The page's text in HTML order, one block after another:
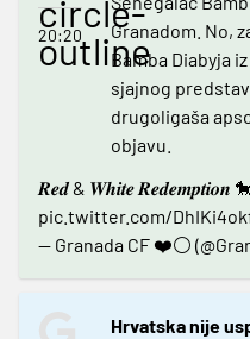
circle-
outline
20:20
Granadom. No,
Bamba Diabyja
sjajnog
drugoligaša
objavu.
𝑹𝒆𝒅 & 𝑾𝒉𝒊𝒕𝒆 𝑹𝒆𝒅𝒆𝒎𝒑𝒕𝒊𝒐𝒏
pic.twitter.com/
— Granada CF ❤️⚪️
Hrvatska nije